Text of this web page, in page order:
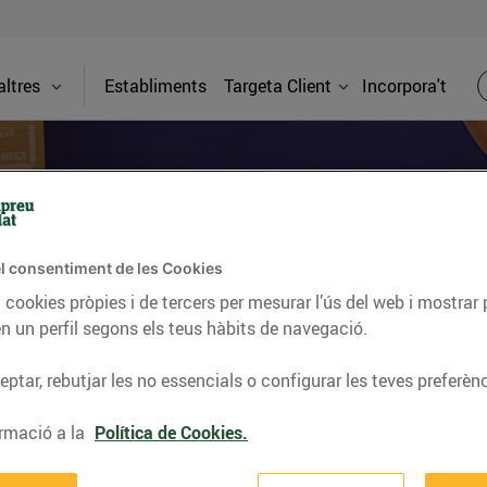
Establiments Targeta Client Incorpora't
Si vols evitar esperes, pots fer el pagament de la teva
consentiment de les Cookies
pròpies i de tercers per mesurar l’ús del web i
un perfil segons els teus hàbits de navegació.
rebutjar les no essencials o configurar les teves
a la Política de Cookies.